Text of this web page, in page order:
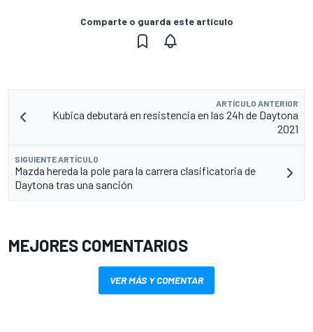
Comparte o guarda este artículo
ARTÍCULO ANTERIOR
Kubica debutará en resistencia en las 24h de Daytona
2021
SIGUIENTE ARTÍCULO
Mazda hereda la pole para la carrera clasificatoria de
Daytona tras una sanción
MEJORES COMENTARIOS
VER MÁS Y COMENTAR